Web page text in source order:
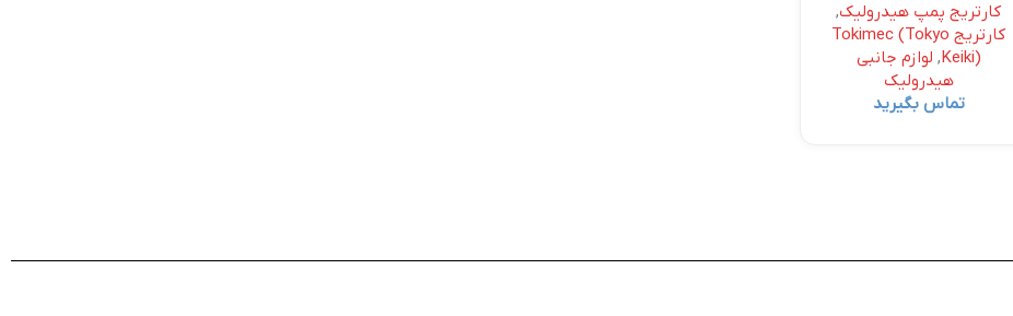
کارتریج پمپ هیدرولیک,
کارتریج Tokimec (Tokyo
Keiki)
, لوازم جانبی
هیدرولیک
تماس بگیرید